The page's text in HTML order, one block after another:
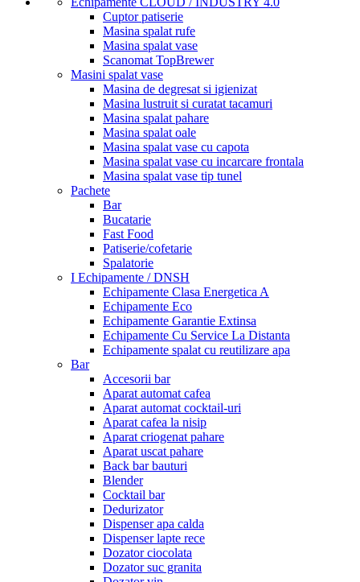
Cuptor patiserie
Masina spalat rufe
Masina spalat vase
Scanomat TopBrewer
Masini spalat vase
Masina de degresat si igienizat
Masina lustruit si curatat tacamuri
Masina spalat pahare
Masina spalat oale
Masina spalat vase cu capota
Masina spalat vase cu incarcare frontala
Masina spalat vase tip tunel
Pachete
Bar
Bucatarie
Fast Food
Patiserie/cofetarie
Spalatorie
I Echipamente / DNSH
Echipamente Clasa Energetica A
Echipamente Eco
Echipamente Garantie Extinsa
Echipamente Cu Service La Distanta
Echipamente spalat cu reutilizare apa
Bar
Accesorii bar
Aparat automat cafea
Aparat automat cocktail-uri
Aparat cafea la nisip
Aparat criogenat pahare
Aparat uscat pahare
Back bar bauturi
Blender
Cocktail bar
Dedurizator
Dispenser apa calda
Dispenser lapte rece
Dozator ciocolata
Dozator suc granita